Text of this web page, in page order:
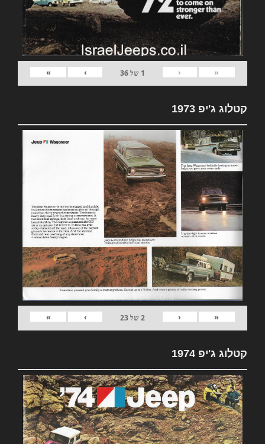
«
‹
1 של36
›
»
קטלוג ג'יפ 1973
«
‹
2של23
›
»
קטלוג ג'יפ 1974